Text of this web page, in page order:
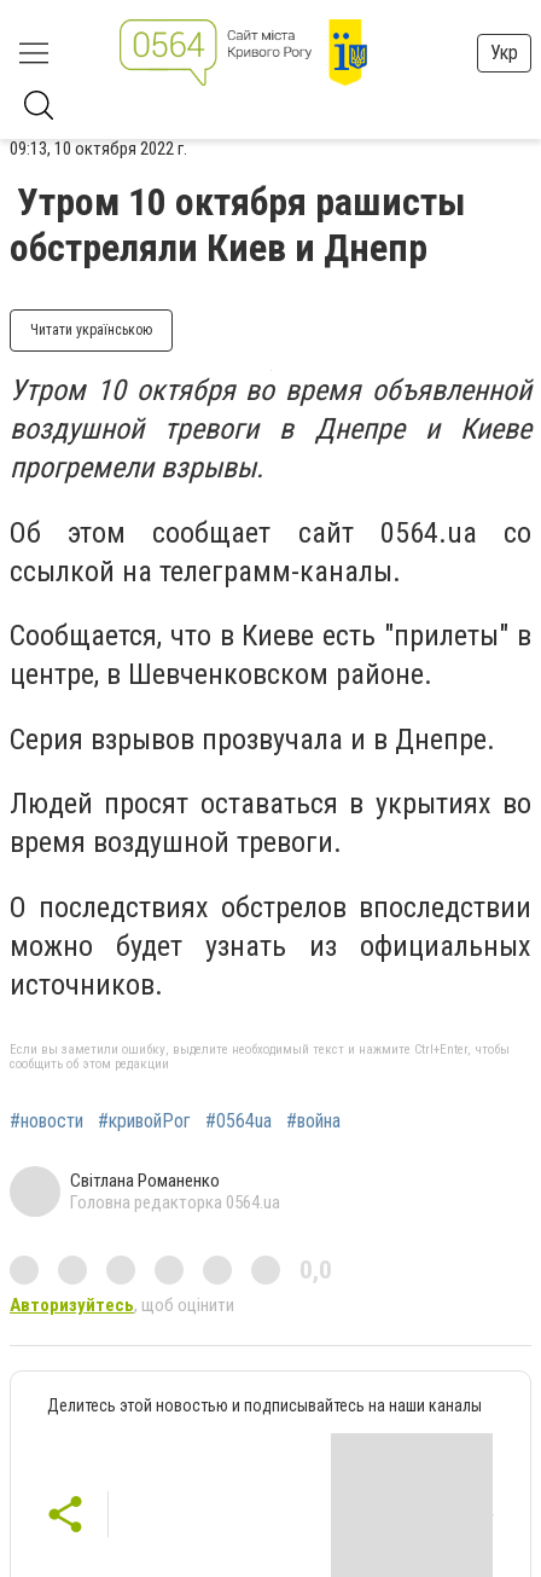
Укр
09:13, 10 октября 2022 г.
Утром 10 октября рашисты
обстреляли Киев и Днепр
Читати українською
Утром 10 октября во время объявленной
воздушной тревоги в Днепре и Киеве
прогремели взрывы.
Об этом сообщает сайт 0564.ua со
ссылкой на телеграмм-каналы.
Сообщается, что в Киеве есть "прилеты" в
центре, в Шевченковском районе.
Серия взрывов прозвучала и в Днепре.
Людей просят оставаться в укрытиях во
время воздушной тревоги.
О последствиях обстрелов впоследствии
можно будет узнать из официальных
источников.
Если вы заметили ошибку, выделите необходимый текст и нажмите Ctrl+Enter, чтобы
сообщить об этом редакции
#новости #кривойРог #0564ua #война
Світлана Романенко
Головна редакторка 0564.ua
0,0
Авторизуйтесь, щоб оцінити
Делитесь этой новостью и подписывайтесь на наши каналы